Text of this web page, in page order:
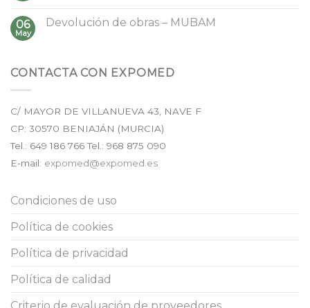
06
May
Devolución de obras – MUBAM
CONTACTA CON EXPOMED
C/ MAYOR DE VILLANUEVA 43, NAVE F
CP: 30570 BENIAJÁN (MURCIA)
Tel.: 649 186 766Tel.: 968 875 090
E-mail: expomed@expomed.es
Condiciones de uso
Política de cookies
Política de privacidad
Política de calidad